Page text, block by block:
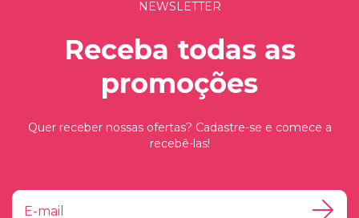
NEWSLETTER
Receba todas as
promoções
Quer receber nossas ofertas? Cadastre-se e comece a
recebê-las!